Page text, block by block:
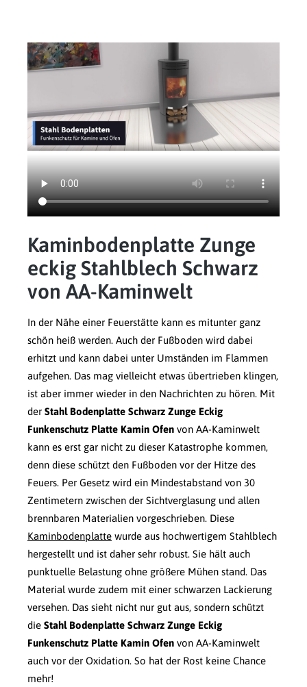
Kaminbodenplatte Zunge
eckig Stahlblech Schwarz
von AA-Kaminwelt
In der Nähe einer Feuerstätte kann es mitunter ganz
schön heiß werden. Auch der Fußboden wird dabei
erhitzt und kann dabei unter Umständen im Flammen
aufgehen. Das mag vielleicht etwas übertrieben klingen,
ist aber immer wieder in den Nachrichten zu hören. Mit
der Stahl Bodenplatte Schwarz Zunge Eckig
Funkenschutz Platte Kamin Ofen von AA-Kaminwelt
kann es erst gar nicht zu dieser Katastrophe kommen,
denn diese schützt den Fußboden vor der Hitze des
Feuers. Per Gesetz wird ein Mindestabstand von 30
Zentimetern zwischen der Sichtverglasung und allen
brennbaren Materialien vorgeschrieben. Diese
Kaminbodenplatte wurde aus hochwertigem Stahlblech
hergestellt und ist daher sehr robust. Sie hält auch
punktuelle Belastung ohne größere Mühen stand. Das
Material wurde zudem mit einer schwarzen Lackierung
versehen. Das sieht nicht nur gut aus, sondern schützt
die Stahl Bodenplatte Schwarz Zunge Eckig
Funkenschutz Platte Kamin Ofen von AA-Kaminwelt
auch vor der Oxidation. So hat der Rost keine Chance
mehr!